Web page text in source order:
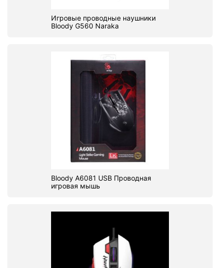
Игровые проводные наушники
Bloody G560 Naraka
Bloody A6081 USB Проводная
игровая мышь